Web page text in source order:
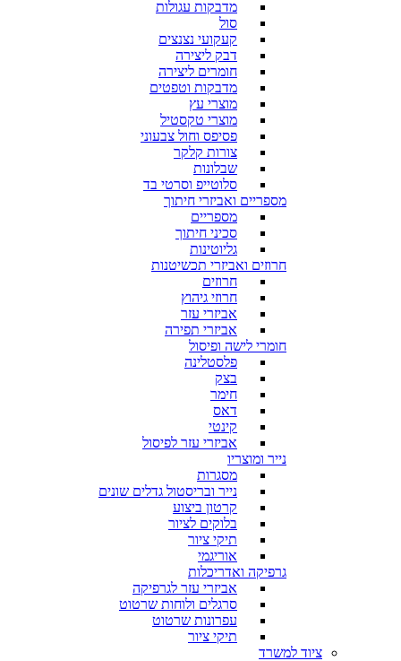
מדבקות עגולות
סול
קעקועי נצנצים
דבק ליצירה
חומרים ליצירה
מדבקות וטפטים
מוצרי עץ
מוצרי טקסטיל
פסיפס וחול צבעוני
צורות קלקר
שבלונות
סלוטייפ וסרטי בד
מספריים ואביזרי חיתוך
מספריים
סכיני חיתוך
גליוטינות
חרוזים ואביזרי תכשיטנות
חרוזים
חרוזי גיהוץ
אביזרי עזר
אביזרי תפירה
חומרי לישה ופיסול
פלסטלינה
בצק
חימר
דאס
קינטי
אביזרי עזר לפיסול
נייר ומוצריו
מסגרות
נייר ובריסטול גדלים שונים
קרטון ביצוע
בלוקים לציור
תיקי ציור
אוריגמי
גרפיקה ואדריכלות
אביזרי עזר לגרפיקה
סרגלים ולוחות שרטוט
עפרונות שרטוט
תיקי ציור
ציוד למשרד